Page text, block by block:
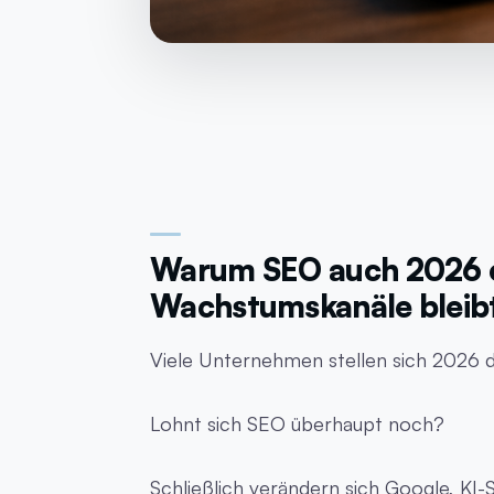
Warum SEO auch
Wachstumskanäle
Viele Unternehmen stellen sich 2026
Lohnt sich SEO überhaupt noch?
Schließlich verändern sich Google,